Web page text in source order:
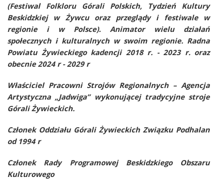
(Festiwal Folkloru Górali Polskich, Tydzień Kultury
Beskidzkiej w Żywcu oraz przeglądy i festiwale w
regionie i w Polsce). Animator wielu działań
społecznych i kulturalnych w swoim regionie. Radna
Powiatu Żywieckiego kadencji 2018 r. - 2023 r. oraz
obecnie 2024 r - 2029 r
Właściciel Pracowni Strojów Regionalnych – Agencja
Artystyczna „Jadwiga” wykonującej tradycyjne stroje
Górali Żywieckich.
Członek Oddziału Górali Żywieckich Związku Podhalan
od 1994 r
Członek Rady Programowej Beskidzkiego Obszaru
Kulturowego